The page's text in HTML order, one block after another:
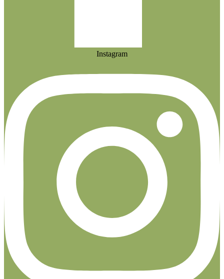
Instagram